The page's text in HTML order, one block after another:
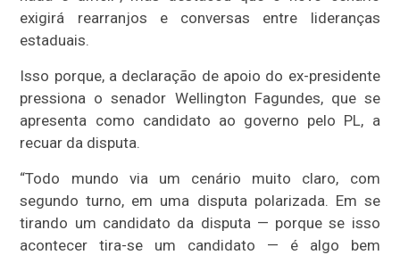
exigirá rearranjos e conversas entre lideranças
estaduais.
Isso porque, a declaração de apoio do ex-presidente
pressiona o senador Wellington Fagundes, que se
apresenta como candidato ao governo pelo PL, a
recuar da disputa.
“Todo mundo via um cenário muito claro, com
segundo turno, em uma disputa polarizada. Em se
tirando um candidato da disputa — porque se isso
acontecer tira-se um candidato — é algo bem